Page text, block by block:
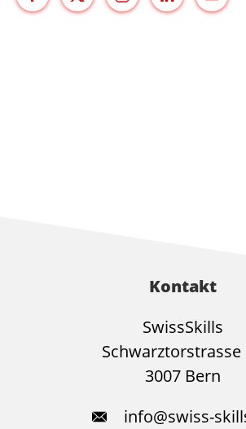
Kontakt
SwissSkills
Schwarztorstrasse
3007 Bern
info@swiss-